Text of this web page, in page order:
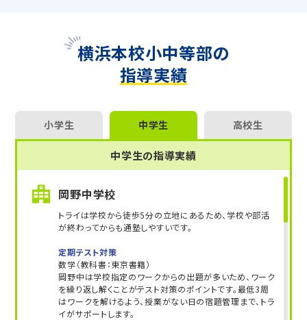
横浜本校小中等部の
指導実績
小学生 中学生 高校生
中学生の指導実績
岡野中学校
トライは学校から徒歩5分の立地にあるため、学校や部活
が終わってからも通塾しやすいです。
定期テスト対策
数学（教科書：東京書籍）
岡野中は学校指定のワークからの出題が多いため、ワーク
を繰り返し解くことがテスト対策のポイントです。最低3周
はワークを解けるよう、授業がない日の宿題管理まで、トラ
イがサポートします。